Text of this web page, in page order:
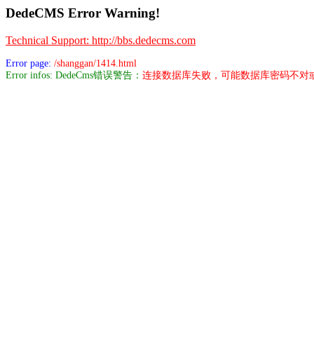
DedeCMS Error Warning!
Technical Support: http://bbs.dedecms.com
Error page: /shanggan/1414.html
Error infos: DedeCms错误警告： 连接数据库失败，可能数据库密码不对